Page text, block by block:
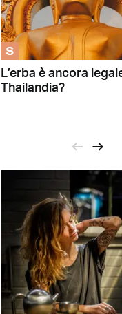
S
L’erba è ancora
Thailandia?